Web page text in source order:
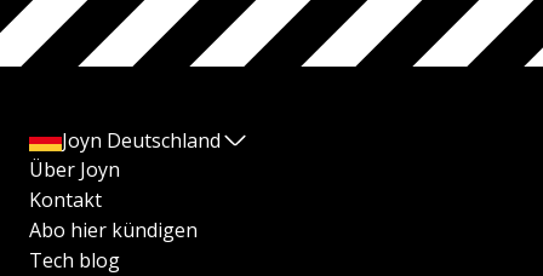
Joyn Deutschland
Über Joyn
Kontakt
Abo hier kündigen
Tech blog